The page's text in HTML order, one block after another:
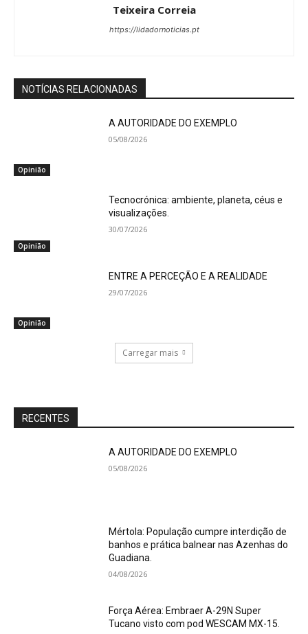
Teixeira Correia
https://lidadornoticias.pt
NOTÍCIAS RELACIONADAS
Opinião
A AUTORIDADE DO EXEMPLO
05/08/2026
Opinião
Tecnocrónica: ambiente, planeta, céus e
visualizações.
30/07/2026
Opinião
ENTRE A PERCEÇÃO E A REALIDADE
29/07/2026
Carregar mais
RECENTES
A AUTORIDADE DO EXEMPLO
05/08/2026
Mértola: População cumpre interdição de
banhos e prática balnear nas Azenhas do
Guadiana.
04/08/2026
Força Aérea: Embraer A-29N Super
Tucano visto com pod WESCAM MX-15.